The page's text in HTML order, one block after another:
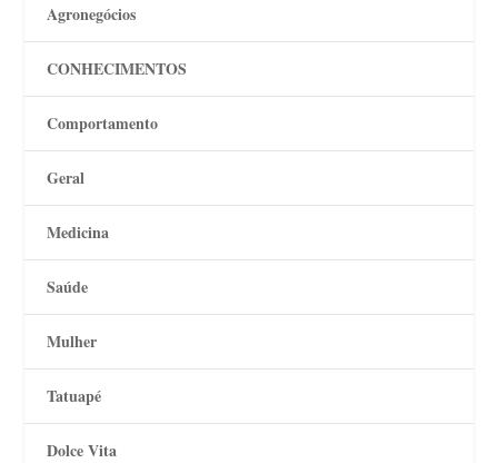
Agronegócios
CONHECIMENTOS
Comportamento
Geral
Medicina
Saúde
Mulher
Tatuapé
Dolce Vita